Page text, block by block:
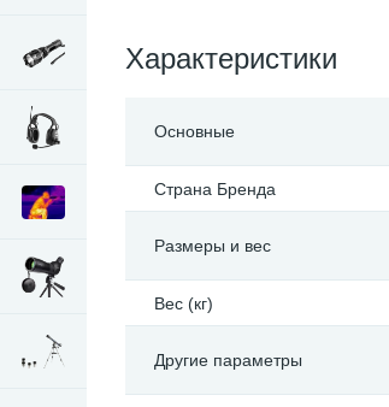
Характеристики
Основные
Страна Бренда
Размеры и вес
Вес (кг)
Другие параметры